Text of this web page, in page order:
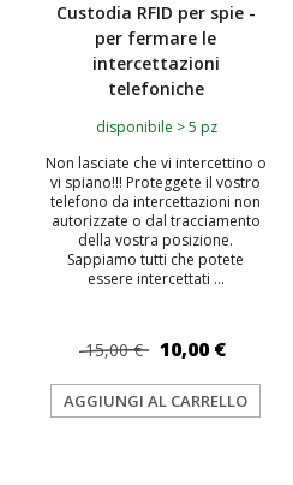
Custodia RFID per spie -
per fermare le
intercettazioni
telefoniche
disponibile > 5 pz
Non lasciate che vi intercettino o
vi spiano!!! Proteggete il vostro
telefono da intercettazioni non
autorizzate o dal tracciamento
della vostra posizione.
Sappiamo tutti che potete
essere intercettati ...
15,00 € 10,00 €
AGGIUNGI AL CARRELLO